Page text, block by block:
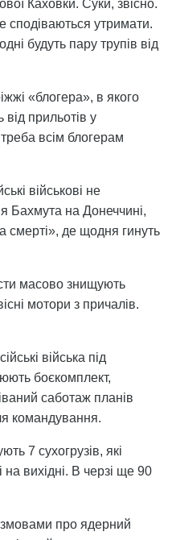
Каховки. Суки, звісно.
сподіваються утримати.
будуть пару трупів від
«блогера», в якого
прильотів у
всім блогерам
військові не
Бахмута на Донеччині,
смерті», де щодня гинуть
масово знищують
мотори з причалів.
війська під
боєкомплект,
саботаж планів
командування.
7 сухогрузів, які
вихідні. В черзі ще 90
про ядерний